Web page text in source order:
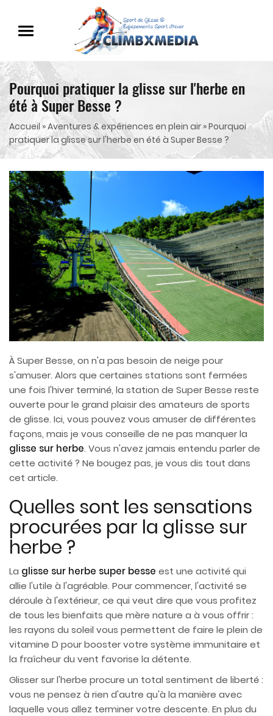
Pourquoi pratiquer la glisse sur l'herbe en
été à Super Besse ?
Accueil »Aventures & expériences en plein air »Pourquoi
pratiquer la glisse sur l'herbe en été à Super Besse ?
À Super Besse, on n'a pas besoin de neige pour
s'amuser. Alors que certaines stations sont fermées
une fois l'hiver terminé, la station de Super Besse reste
ouverte pour le grand plaisir des amateurs de sports
de glisse. Ici, vous pouvez vous amuser de différentes
façons, mais je vous conseille de ne pas manquer la
glisse sur herbe. Vous n'avez jamais entendu parler de
cette activité ? Ne bougez pas, je vous dis tout dans
cet article.
Quelles sont les sensations
procurées par la glisse sur
herbe ?
La glisse sur herbe super besse est une activité qui
allie l'utile à l'agréable. Pour commencer, l'activité se
déroule à l'extérieur, ce qui veut dire que vous profitez
de tous les bienfaits que mère nature a à vous offrir :
les rayons du soleil vous permettent de faire le plein de
vitamine D pour booster votre système immunitaire et
la fraîcheur du vent favorise la détente.
Glisser sur l'herbe procure un total sentiment de liberté :
vous ne pensez à rien d'autre qu'à la manière avec
laquelle vous allez terminer votre descente. En plus du